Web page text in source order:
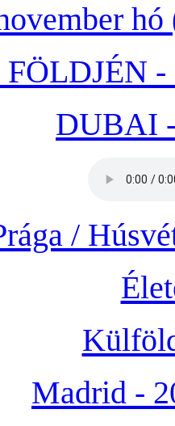
hó
-
DUBAI
/
Madrid -